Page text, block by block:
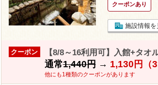
クーポンあり
施設情報を
クーポン 【8/8～16利用可】入館+タオ
通常1,440円→ 1,130円（
他にも1種類のクーポンがあります